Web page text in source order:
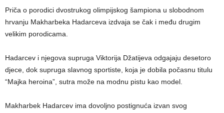
Priča o porodici dvostrukog olimpijskog šampiona u slobodnom
hrvanju Makharbeka Hadarceva izdvaja se čak i među drugim
velikim porodicama.
Hadarcev i njegova supruga Viktorija Džatijeva odgajaju desetoro
djece, dok supruga slavnog sportiste, koja je dobila počasnu titulu
“Majka heroina”, sutra može na modnu pistu kao model.
Makharbek Hadarcev ima dovoljno postignuća izvan svog